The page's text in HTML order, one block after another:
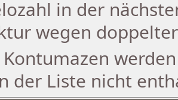
in der
wegen
Kontumazen
der Liste nicht